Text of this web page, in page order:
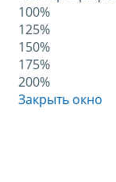
100%
125%
150%
175%
200%
Закрыть окно